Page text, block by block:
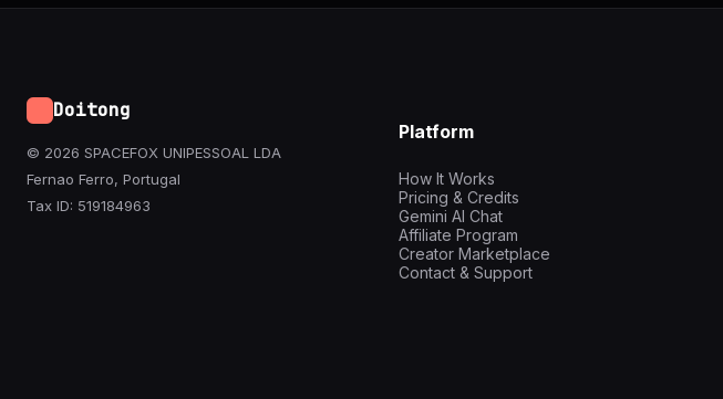
Doitong
© 2026 SPACEFOX UNIPESSOAL LDA
Fernao Ferro, Portugal
Tax ID: 519184963
Platform
How It Works
Pricing & Credits
Gemini AI Chat
Affiliate Program
Creator Marketplace
Contact & Support